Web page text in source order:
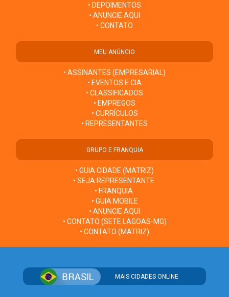
• DEPOIMENTOS
• ANUNCIE AQUI
• CONTATO
MEU ANÚNCIO
• ASSINANTES (EMPRESARIAL)
• EVENTOS E CIA
• CLASSIFICADOS
• EMPREGOS
• CURRÍCULOS
• REPRESENTANTES
GRUPO E FRANQUIA
• GUIA CIDADE (MATRIZ)
• SEJA REPRESENTANTE
• FRANQUIA
• GUIA MOBILE
• ANUNCIE AQUI
• CONTATO (SETE LAGOAS-MG)
• CONTATO (MATRIZ)
MAIS CIDADES ONLINE